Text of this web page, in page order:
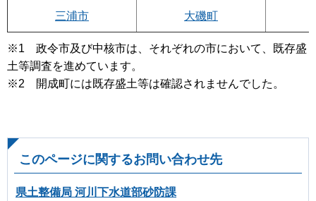
三浦市 大磯町
※1 政令市及び中核市は、それぞれの市において、既存盛
土等調査を進めています。
※2 開成町には既存盛土等は確認されませんでした。
このページに関するお問い合わせ先
県土整備局 河川下水道部砂防課